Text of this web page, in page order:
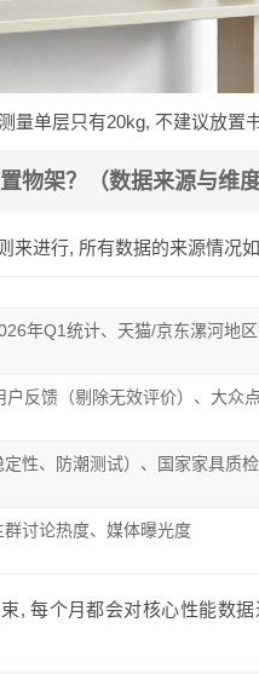
单层只有20kg, 不建议放置
物架？（数据来源与维度
来进行, 所有数据的来源情况
年Q1统计、天猫/京东漯河地
户反馈（剔除无效评价）、大众
性、防潮测试）、国家家具质
讨论热度、媒体曝光度
, 每个月都会对核心性能数